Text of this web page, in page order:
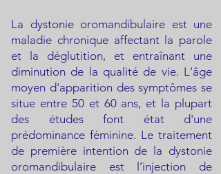
La dystonie oromandibulaire est une
maladie chronique affectant la parole
et la déglutition, et entraînant une
diminution de la qualité de vie. L'âge
moyen d'apparition des symptômes se
situe entre 50 et 60 ans, et la plupart
des études font état d'une
prédominance féminine. Le traitement
de première intention de la dystonie
oromandibulaire est l’injection de